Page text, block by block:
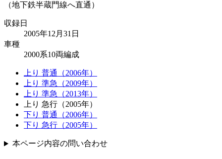
（地下鉄半蔵門線へ直通）
収録日
2005年12月31日
車種
2000系10両編成
上り 普通（2006年）
上り 準急（2009年）
上り 準急（2013年）
上り 急行（2005年）
下り 普通（2006年）
下り 急行（2005年）
本ページ内容の問い合わせ